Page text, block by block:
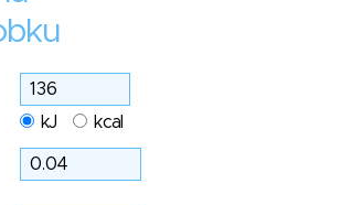
kJ kcal